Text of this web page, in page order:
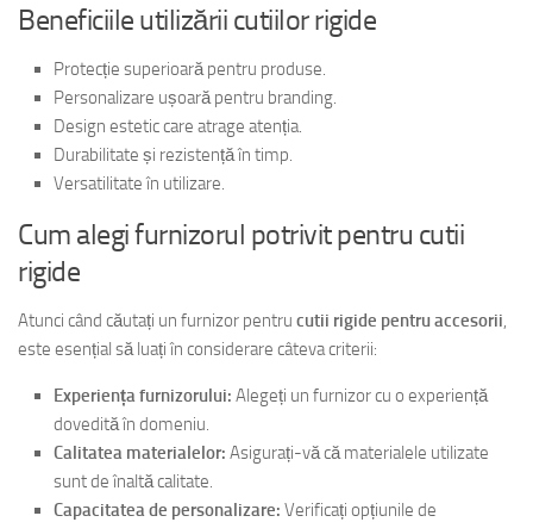
Beneficiile utilizării cutiilor rigide
Protecție superioară pentru produse.
Personalizare ușoară pentru branding.
Design estetic care atrage atenția.
Durabilitate și rezistență în timp.
Versatilitate în utilizare.
Cum alegi furnizorul potrivit pentru cutii
rigide
Atunci când căutați un furnizor pentru cutii rigide pentru accesorii,
este esențial să luați în considerare câteva criterii:
Experiența furnizorului: Alegeți un furnizor cu o experiență
dovedită în domeniu.
Calitatea materialelor: Asigurați-vă că materialele utilizate
sunt de înaltă calitate.
Capacitatea de personalizare: Verificați opțiunile de